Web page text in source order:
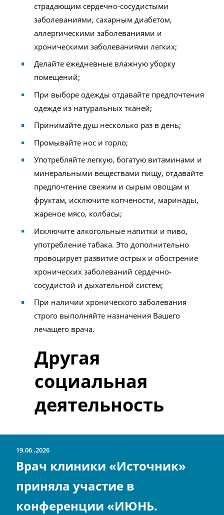
страдающим сердечно-сосудистыми
заболеваниями, сахарным диабетом,
аллергическими заболеваниями и
хроническими заболеваниями легких;
Делайте ежедневные влажную уборку
помещений;
При выборе одежды отдавайте предпочтения
одежде из натуральных тканей;
Принимайте душ несколько раз в день;
Промывайте нос и горло;
Употребляйте легкую, богатую витаминами и
минеральными веществами пищу, отдавайте
предпочтение свежим и сырым овощам и
фруктам, исключите копчености, маринады,
жареное мясо, колбасы;
Исключите алкогольные напитки и пиво,
употребление табака. Это дополнительно
провоцирует развитие острых и обострение
хронических заболеваний сердечно-
сосудистой и дыхательной систем;
При наличии хронического заболевания
строго выполняйте назначения Вашего
лечащего врача.
Другая
социальная
деятельность
19.06 2026
Врач клиники «Источник»
приняла участие в
конференции «ИЮНЬ.